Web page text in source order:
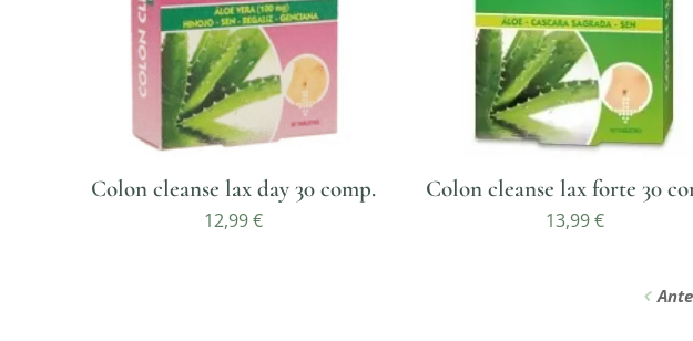
Colon cleanse lax day 30 comp.
12,99€
Colon cleanse lax forte 30
13,99€